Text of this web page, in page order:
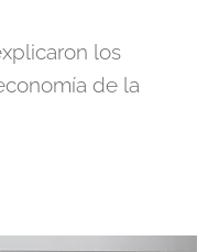
los
de la